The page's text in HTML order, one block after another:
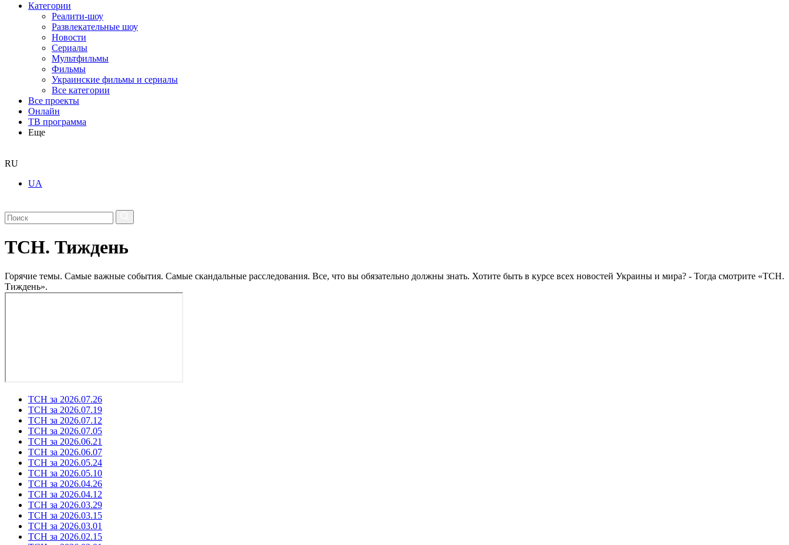
Категории
Реалити-шоу
Развлекательные шоу
Новости
Сериалы
Мультфильмы
Фильмы
Украинские фильмы и сериалы
Все категории
Все проекты
Онлайн
ТВ программа
Еще
RU
UA
ТСН. Тиждень
Горячие темы. Самые важные события. Самые скандальные расследования. Все, что вы обязательно должны знать. Хотите быть в курсе всех новостей Украины и мира? - Тогда смотрите «ТСН.
Тиждень».
ТСН за 2026.07.26
ТСН за 2026.07.19
ТСН за 2026.07.12
ТСН за 2026.07.05
ТСН за 2026.06.21
ТСН за 2026.06.07
ТСН за 2026.05.24
ТСН за 2026.05.10
ТСН за 2026.04.26
ТСН за 2026.04.12
ТСН за 2026.03.29
ТСН за 2026.03.15
ТСН за 2026.03.01
ТСН за 2026.02.15